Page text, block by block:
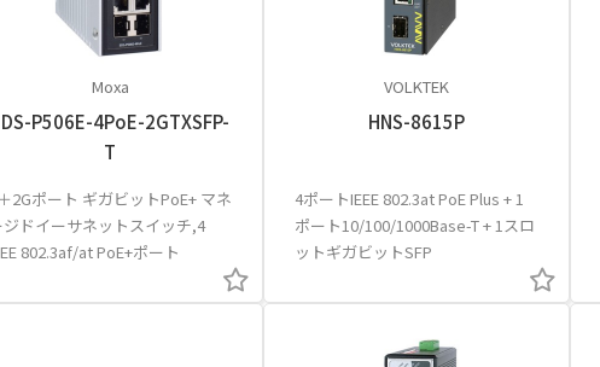
Moxa
P506E-4PoE-2GTXSFP-
T
2Gポート ギガビットPoE+ マネ
ドイーサネットスイッチ,4
802.3af/at PoE+ポート
VOLKTEK
HNS-8615P
4ポートIEEE 802.3at PoE Plus + 1
ポート10/100/1000Base-T + 1スロ
ットギガビットSFP